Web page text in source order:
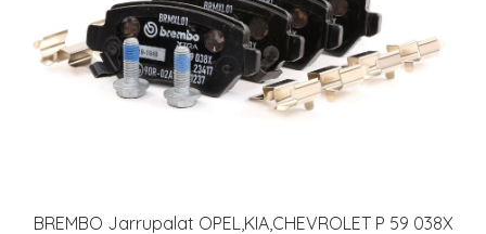
BREMBO Jarrupalat OPEL,KIA,CHEVROLET P 59 038X